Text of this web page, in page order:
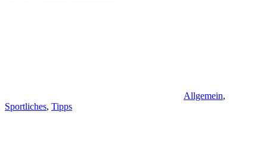
Allgemein,
Sportliches, Tipps